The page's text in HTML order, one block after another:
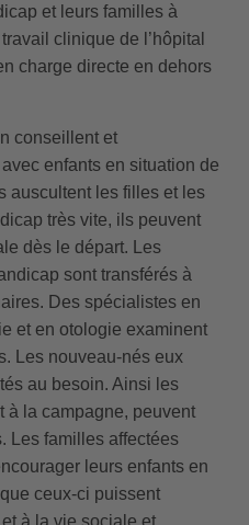
et leurs familles à
clinique de l’hôpital
charge directe en dehors
conseillent et
enfants en situation de
auscultent les filles et les
très vite, ils peuvent
dès le départ. Les
sont transférés à
Des spécialistes en
et en otologie examinent
Les nouveau-nés eux
au besoin. Ainsi les
à la campagne, peuvent
Les familles affectées
leurs enfants en
ceux-ci puissent
à la vie sociale et